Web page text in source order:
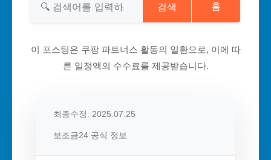
검색 홈
이 포스팅은 쿠팡 파트너스 활동의 일환으로, 이에 따
른 일정액의 수수료를 제공받습니다.
최종수정: 2025.07.25
보조금24 공식 정보